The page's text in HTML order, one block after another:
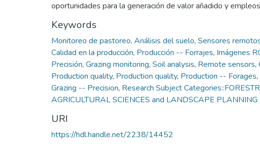
oportunidades para la generación de valor añadido y
Keywords
Monitoreo de pastoreo, Análisis del suelo, Sensores
Calidad en la producción, Producción -- Forrajes, Imágenes
Precisión, Grazing monitoring, Soil analysis, Remote sensors,
Production quality, Production quality, Production -- Forages,
Grazing -- Precision, Research Subject
AGRICULTURAL SCIENCES and LANDSCAPE PLANNING
URI
https://hdl.handle.net/2238/14452